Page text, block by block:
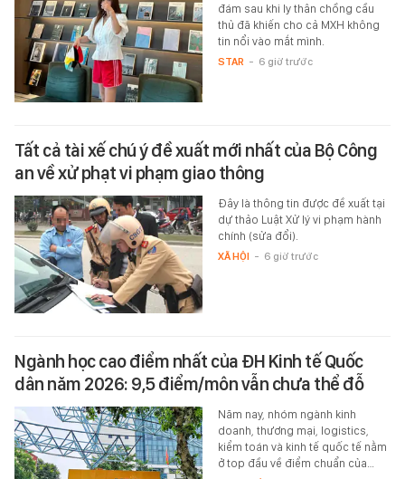
đám sau khi ly thân chồng cầu
thủ đã khiến cho cả MXH không
tin nổi vào mắt mình.
STAR - 6 giờ trước
Tất cả tài xế chú ý đề xuất mới nhất của Bộ Công
an về xử phạt vi phạm giao thông
Đây là thông tin được đề xuất tại
dự thảo Luật Xử lý vi phạm hành
chính (sửa đổi).
XÃ HỘI - 6 giờ trước
Ngành học cao điểm nhất của ĐH Kinh tế Quốc
dân năm 2026: 9,5 điểm/môn vẫn chưa thể đỗ
Năm nay, nhóm ngành kinh
doanh, thương mại, logistics,
kiểm toán và kinh tế quốc tế nằm
ở top đầu về điểm chuẩn của…